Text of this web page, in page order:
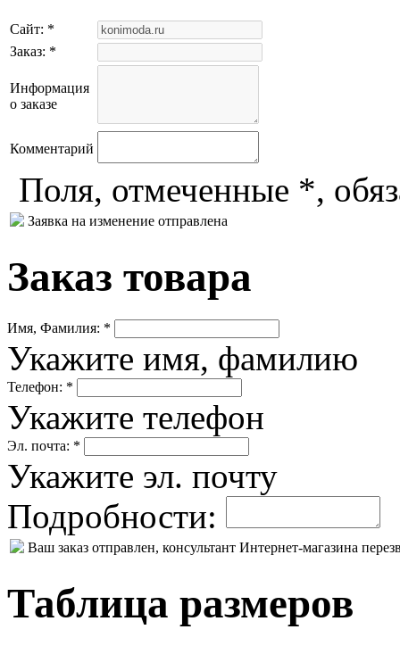
Сайт: *
Заказ: *
Информация
о заказе
Комментарий
Поля, отмеченные *,
Заявка на изменение отправлена
Заказ товара
Имя, Фамилия: *
Укажите имя, фамилию
Телефон: *
Укажите телефон
Эл. почта: *
Укажите эл. почту
Подробности:
Ваш заказ отправлен, консультант Интернет-магазина
Таблица размеров